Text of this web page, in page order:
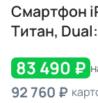
Смартфон
Титан,
83 490 ₽
92 760 ₽